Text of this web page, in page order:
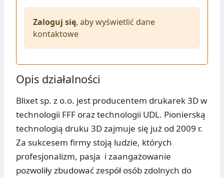
Zaloguj się, aby wyświetlić dane
kontaktowe
Opis działalności
Blixet sp. z o.o. jest producentem drukarek 3D w
technologii FFF oraz technologii UDL. Pionierską
technologią druku 3D zajmuje się już od 2009 r.
Za sukcesem firmy stoją ludzie, których
profesjonalizm, pasja i zaangażowanie
pozwoliły zbudować zespół osób zdolnych do